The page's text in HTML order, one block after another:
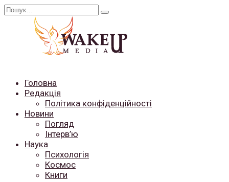
Перейти
Search
Головна
Редакція
Політика конфіденційності
Новини
Погляд
Інтерв’ю
Наука
Психологія
Космос
Книги